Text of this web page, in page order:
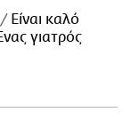
Είναι καλό
γιατρός